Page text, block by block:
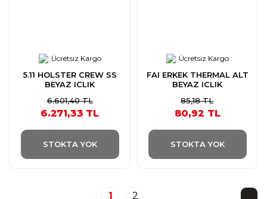
Ücretsiz Kargo
5.11 HOLSTER CREW SS
BEYAZ ICLIK
6.601,40 TL
6.271,33 TL
STOKTA YOK
Ücretsiz Kargo
FAI ERKEK THERMAL ALT
BEYAZ ICLIK
85,18 TL
80,92 TL
STOKTA YOK
1 2